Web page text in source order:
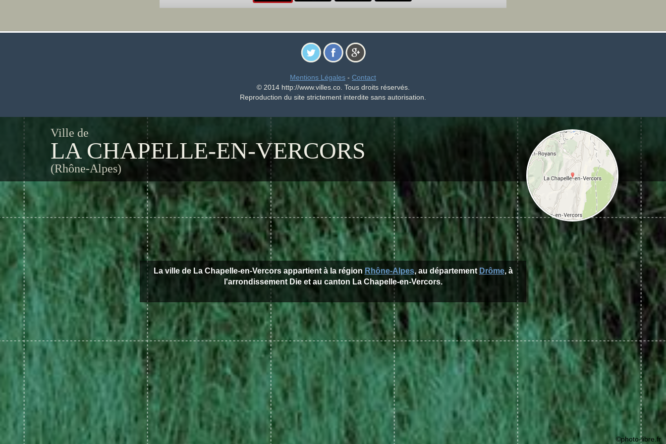
Mentions Légales - Contact
© 2014 http://www.villes.co. Tous droits réservés.
Reproduction du site strictement interdite sans autorisation.
Ville de
LA CHAPELLE-EN-VERCORS
(Rhône-Alpes)
La ville de La Chapelle-en-Vercors appartient à la région Rhône-Alpes, au département Drôme, à
l'arrondissement Die et au canton La Chapelle-en-Vercors.
©photo-libre.fr